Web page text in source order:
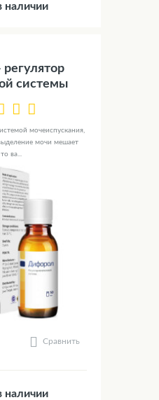
наличии
системы
мочеиспускания,
мочи мешает
ва...
Сравнить
наличии